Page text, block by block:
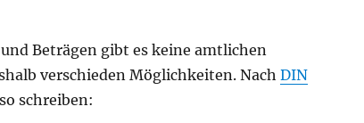
Beträgen gibt es keine amtlichen
verschieden Möglichkeiten. Nach DIN
schreiben: